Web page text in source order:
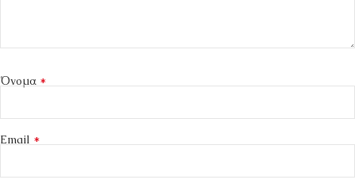
Όνομα *
Email *